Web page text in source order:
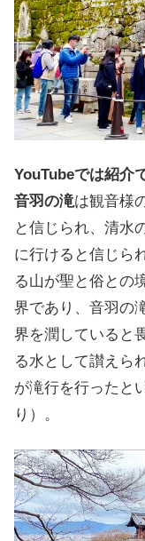
YouTubeでは紹介
音羽の滝は観音様
と信じられ、清水
に行けると信じら
る山が聖と俗との
界であり、音羽の
界を潤していると
る水として讃えら
が滝行を行ったと
り）。